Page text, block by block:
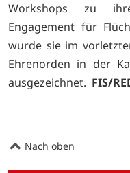
Workshops zu
Engagement für
wurde sie im
Ehrenorden in der
ausgezeichnet. FIS/
Nach oben